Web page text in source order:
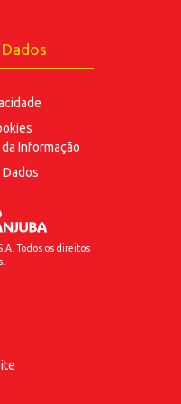
da Informação
Todos os direitos